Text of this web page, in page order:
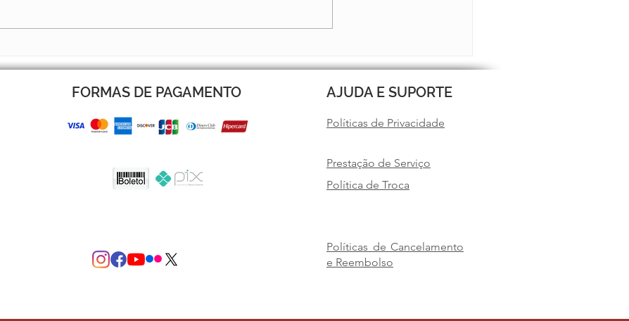
FORMAS DE PAGAMENTO AJUDA E SUPORTE
Políticas de Privacidade
Prestação de Serviço
Política de Troca
Políticas de Cancelamento
e Reembolso